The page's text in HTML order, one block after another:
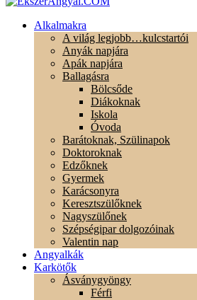
Alkalmakra
A világ legjobb…kulcstartói
Anyák napjára
Apák napjára
Ballagásra
Bölcsőde
Diákoknak
Iskola
Óvoda
Barátoknak, Szülinapok
Doktoroknak
Edzőknek
Gyermek
Karácsonyra
Keresztszülőknek
Nagyszülőnek
Szépségipar dolgozóinak
Valentin nap
Angyalkák
Karkötők
Ásványgyöngy
Férfi